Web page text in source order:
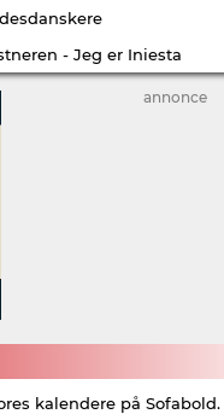
- Jeg er Iniesta
annonce
kalendere på Sofabold.